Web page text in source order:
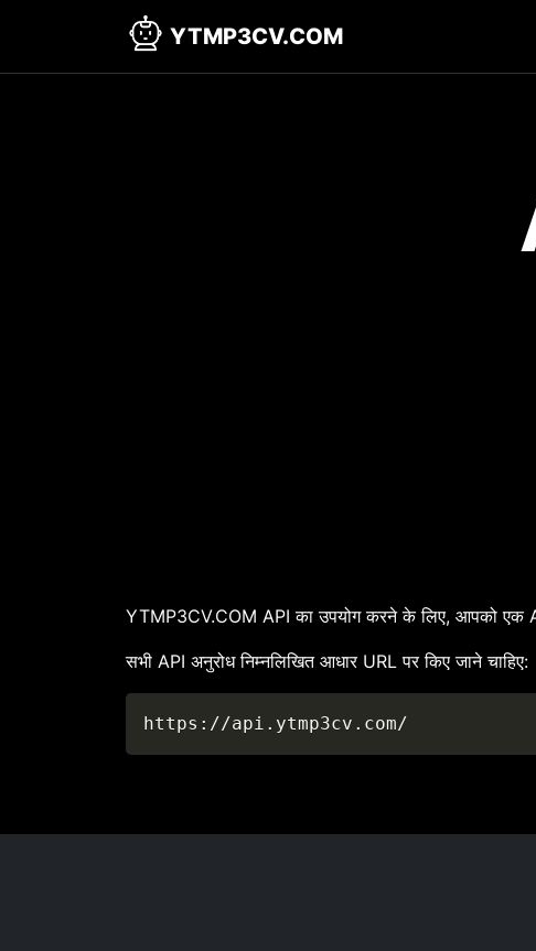
YTMP3CV.COM
YTMP3CV.COM API का उपयोग करने के लिए, आपको एक
सभी API अनुरोध निम्नलिखित आधार URL पर किए जाने चाहिए:
https://api.ytmp3cv.com/